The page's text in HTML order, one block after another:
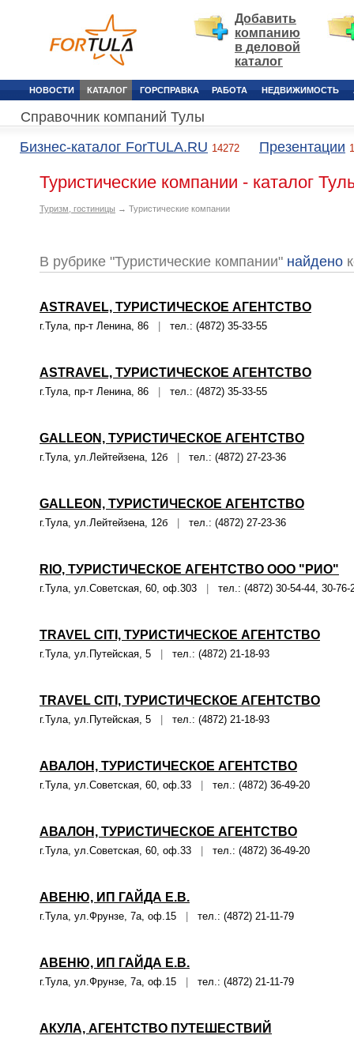
Добавить
компанию
в деловой
каталог
НОВОСТИ КАТАЛОГ ГОРСПРАВКА РАБОТА НЕДВИЖИМОСТЬ
Справочник компаний Тулы
Бизнес-каталог ForTULA.RU 14272 Презентации
Туристические компании - каталог
Туризм, гостиницы → Туристические компании
В рубрике "Туристические компании" найдено
ASTRAVEL, ТУРИСТИЧЕСКОЕ АГЕНТСТВО
г.Тула, пр-т Ленина, 86 тел.: (4872) 35-33-55
ASTRAVEL, ТУРИСТИЧЕСКОЕ АГЕНТСТВО
г.Тула, пр-т Ленина, 86 тел.: (4872) 35-33-55
GALLEON, ТУРИСТИЧЕСКОЕ АГЕНТСТВО
г.Тула, ул.Лейтейзена, 12б тел.: (4872) 27-23-36
GALLEON, ТУРИСТИЧЕСКОЕ АГЕНТСТВО
г.Тула, ул.Лейтейзена, 12б тел.: (4872) 27-23-36
RIO, ТУРИСТИЧЕСКОЕ АГЕНТСТВО ООО "РИО"
г.Тула, ул.Советская, 60, оф.303 тел.: (4872) 30-54-44, 30-76-
TRAVEL CITI, ТУРИСТИЧЕСКОЕ АГЕНТСТВО
г.Тула, ул.Путейская, 5 тел.: (4872) 21-18-93
TRAVEL CITI, ТУРИСТИЧЕСКОЕ АГЕНТСТВО
г.Тула, ул.Путейская, 5 тел.: (4872) 21-18-93
АВАЛОН, ТУРИСТИЧЕСКОЕ АГЕНТСТВО
г.Тула, ул.Советская, 60, оф.33 тел.: (4872) 36-49-20
АВАЛОН, ТУРИСТИЧЕСКОЕ АГЕНТСТВО
г.Тула, ул.Советская, 60, оф.33 тел.: (4872) 36-49-20
АВЕНЮ, ИП ГАЙДА Е.В.
г.Тула, ул.Фрунзе, 7а, оф.15 тел.: (4872) 21-11-79
АВЕНЮ, ИП ГАЙДА Е.В.
г.Тула, ул.Фрунзе, 7а, оф.15 тел.: (4872) 21-11-79
АКУЛА, АГЕНТСТВО ПУТЕШЕСТВИЙ